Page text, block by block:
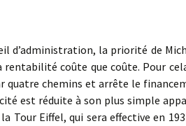
la priorité de
coûte que coûte. Pour
quatre chemins et arrête le
est réduite à son plus simple
Tour Eiffel, qui sera effective en